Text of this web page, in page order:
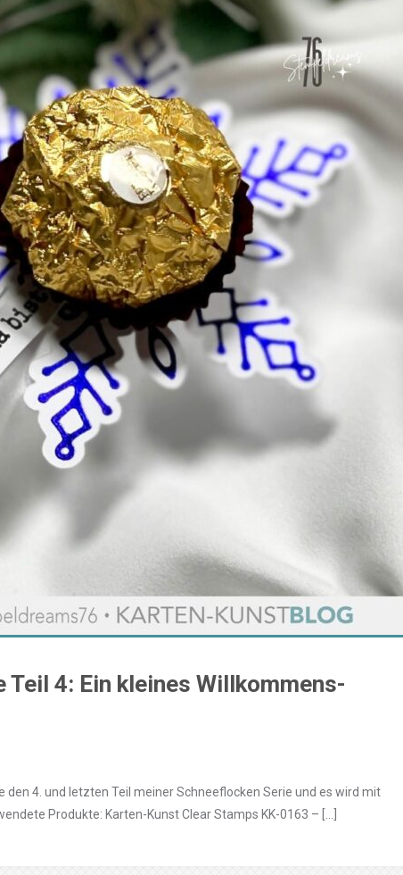
Teil 4: Ein kleines Willkommens-
den 4. und letzten Teil meiner Schneeflocken Serie und es wird mit
Produkte: Karten-Kunst Clear Stamps KK-0163 – […]